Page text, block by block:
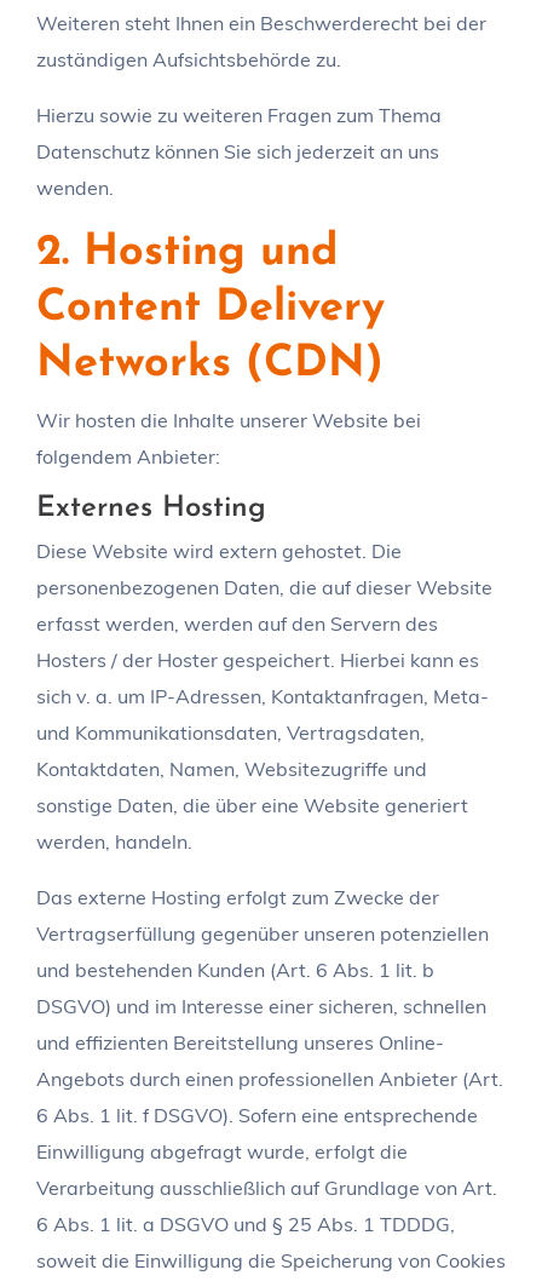
Weiteren steht Ihnen ein Beschwerderecht bei der
zuständigen Aufsichtsbehörde zu.
Hierzu sowie zu weiteren Fragen zum Thema
Datenschutz können Sie sich jederzeit an uns
wenden.
2. Hosting und
Content Delivery
Networks (CDN)
Wir hosten die Inhalte unserer Website bei
folgendem Anbieter:
Externes Hosting
Diese Website wird extern gehostet. Die
personenbezogenen Daten, die auf dieser Website
erfasst werden, werden auf den Servern des
Hosters / der Hoster gespeichert. Hierbei kann es
sich v. a. um IP-Adressen, Kontaktanfragen, Meta-
und Kommunikationsdaten, Vertragsdaten,
Kontaktdaten, Namen, Websitezugriffe und
sonstige Daten, die über eine Website generiert
werden, handeln.
Das externe Hosting erfolgt zum Zwecke der
Vertragserfüllung gegenüber unseren potenziellen
und bestehenden Kunden (Art. 6 Abs. 1 lit. b
DSGVO) und im Interesse einer sicheren, schnellen
und effizienten Bereitstellung unseres Online-
Angebots durch einen professionellen Anbieter (Art.
6 Abs. 1 lit. f DSGVO). Sofern eine entsprechende
Einwilligung abgefragt wurde, erfolgt die
Verarbeitung ausschließlich auf Grundlage von Art.
6 Abs. 1 lit. a DSGVO und § 25 Abs. 1 TDDDG,
soweit die Einwilligung die Speicherung von Cookies